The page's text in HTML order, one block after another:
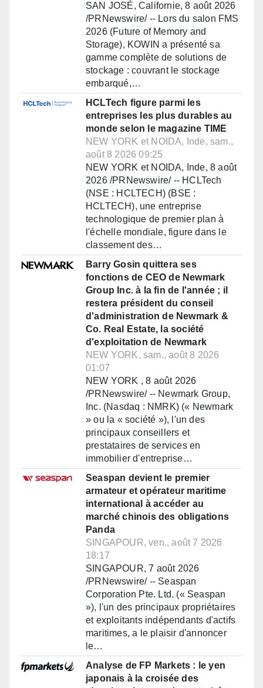
SAN JOSÉ, Californie, 8 août 2026
/PRNewswire/ -- Lors du salon FMS
2026 (Future of Memory and
Storage), KOWIN a présenté sa
gamme complète de solutions de
stockage : couvrant le stockage
embarqué,…
HCLTech figure parmi les
entreprises les plus durables au
monde selon le magazine TIME
NEW YORK et NOIDA, Inde, sam.,
août 8 2026 09:25
NEW YORK et NOIDA, Inde, 8 août
2026 /PRNewswire/ -- HCLTech
(NSE : HCLTECH) (BSE :
HCLTECH), une entreprise
technologique de premier plan à
l'échelle mondiale, figure dans le
classement des…
Barry Gosin quittera ses
fonctions de CEO de Newmark
Group Inc. à la fin de l'année ; il
restera président du conseil
d'administration de Newmark &
Co. Real Estate, la société
d'exploitation de Newmark
NEW YORK, sam., août 8 2026
01:07
NEW YORK , 8 août 2026
/PRNewswire/ -- Newmark Group,
Inc. (Nasdaq : NMRK) (« Newmark
» ou la « société »), l'un des
principaux conseillers et
prestataires de services en
immobilier d'entreprise…
Seaspan devient le premier
armateur et opérateur maritime
international à accéder au
marché chinois des obligations
Panda
SINGAPOUR, ven., août 7 2026
18:17
SINGAPOUR, 7 août 2026
/PRNewswire/ -- Seaspan
Corporation Pte. Ltd. (« Seaspan
»), l'un des principaux propriétaires
et exploitants indépendants d'actifs
maritimes, a le plaisir d'annoncer
le…
Analyse de FP Markets : le yen
japonais à la croisée des